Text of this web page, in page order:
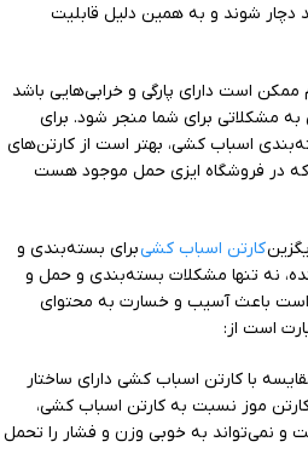
شوند و به همین دلیل قابلیت
است دارای پارگی و خرابی‌هایی باشد
مشکلاتی برای شما منجر شود. برای
اسباب کشی، بهتر است از کارتن‌های
در فروشگاه ایزی حمل موجود هست
کارتن اسباب کشیبرای بسته‌بندی و
نه تنها مشکلات بسته‌بندی و حمل و
است باعث آسیب و خسارت به محتوای
است از:
با کارتن اسباب کشی دارای ساختار
موز نسبت به کارتن اسباب کشی،
و نمی‌تواند به خوبی وزن و فشار را تحمل